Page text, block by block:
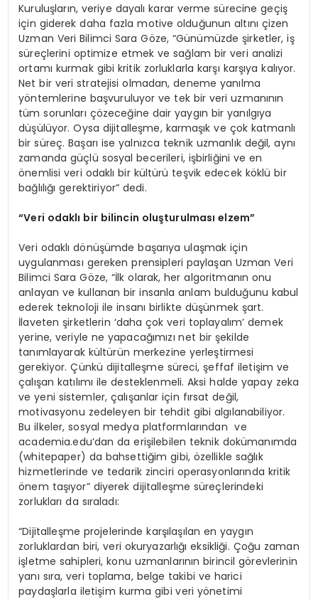
Kuruluşların, veriye dayalı karar verme sürecine geçiş
için giderek daha fazla motive olduğunun altını çizen
Uzman Veri Bilimci Sara Göze, “Günümüzde şirketler, iş
süreçlerini optimize etmek ve sağlam bir veri analizi
ortamı kurmak gibi kritik zorluklarla karşı karşıya kalıyor.
Net bir veri stratejisi olmadan, deneme yanılma
yöntemlerine başvuruluyor ve tek bir veri uzmanının
tüm sorunları çözeceğine dair yaygın bir yanılgıya
düşülüyor. Oysa dijitalleşme, karmaşık ve çok katmanlı
bir süreç. Başarı ise yalnızca teknik uzmanlık değil, aynı
zamanda güçlü sosyal becerileri, işbirliğini ve en
önemlisi veri odaklı bir kültürü teşvik edecek köklü bir
bağlılığı gerektiriyor” dedi.
“Veri odaklı bir bilincin oluşturulması elzem”
Veri odaklı dönüşümde başarıya ulaşmak için
uygulanması gereken prensipleri paylaşan Uzman Veri
Bilimci Sara Göze, “İlk olarak, her algoritmanın onu
anlayan ve kullanan bir insanla anlam bulduğunu kabul
ederek teknoloji ile insanı birlikte düşünmek şart.
İlaveten şirketlerin ‘daha çok veri toplayalım’ demek
yerine, veriyle ne yapacağımızı net bir şekilde
tanımlayarak kültürün merkezine yerleştirmesi
gerekiyor. Çünkü dijitalleşme süreci, şeffaf iletişim ve
çalışan katılımı ile desteklenmeli. Aksi halde yapay zeka
ve yeni sistemler, çalışanlar için fırsat değil,
motivasyonu zedeleyen bir tehdit gibi algılanabiliyor.
Bu ilkeler, sosyal medya platformlarından ve
academia.edu’dan da erişilebilen teknik dokümanımda
(whitepaper) da bahsettiğim gibi, özellikle sağlık
hizmetlerinde ve tedarik zinciri operasyonlarında kritik
önem taşıyor” diyerek dijitalleşme süreçlerindeki
zorlukları da sıraladı:
“Dijitalleşme projelerinde karşılaşılan en yaygın
zorluklardan biri, veri okuryazarlığı eksikliği. Çoğu zaman
işletme sahipleri, konu uzmanlarının birincil görevlerinin
yanı sıra, veri toplama, belge takibi ve harici
paydaşlarla iletişim kurma gibi veri yönetimi